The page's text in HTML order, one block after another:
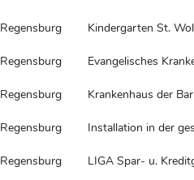
Regensburg Kindergarten St.
Regensburg Evangelisches
Regensburg Krankenhaus der
Regensburg Installation in der
Regensburg LIGA Spar- u.